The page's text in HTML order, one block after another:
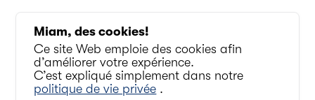
Miam, des cookies!
Ce site Web emploie des cookies afin
d’améliorer votre expérience.
C’est expliqué simplement dans notre
politique de vie privée .
Socialisons un peu